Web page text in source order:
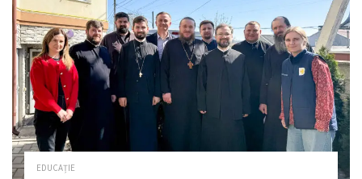
EDUCAȚIE